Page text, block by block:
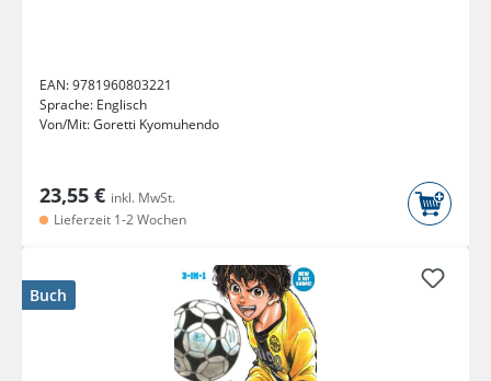
EAN:9781960803221
Sprache: Englisch
Von/Mit:Goretti Kyomuhendo
23,55 € inkl. MwSt.
Lieferzeit 1-2 Wochen
Buch